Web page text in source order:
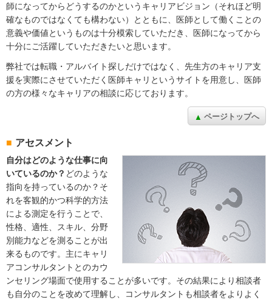
師になってからどうするのかというキャリアビジョン（それほど明
確なものではなくても構わない）とともに、医師として働くことの
意義や価値というものは十分模索していただき、医師になってから
十分にご活躍していただきたいと思います。
弊社では転職・アルバイト探しだけではなく、先生方のキャリア支
援を実際にさせていただく医師キャリというサイトを用意し、医師
の方の様々なキャリアの相談に応じております。
ページトップへ
アセスメント
自分はどのような仕事に向
いているのか？ どのような
指向を持っているのか？そ
れを客観的かつ科学的方法
による測定を行うことで、
性格、適性、スキル、分野
別能力などを測ることが出
来るものです。主にキャリ
アコンサルタントとのカウ
ンセリング場面で使用することが多いです。その結果により相談者
も自分のことを改めて理解し、コンサルタントも相談者をよりよく